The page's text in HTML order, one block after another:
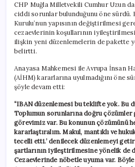
CHP Muğla Milletvekili Cumhur Uzun
ciddi sorunlar bulunduğunu öne sürdü.
Kurulu’nun yapısının değiştirilmesi
cezaevlerinin koşullarının
ilişkin yeni düzenlemelerin de pakette
belirtti.
Anayasa Mahkemesi ile Avrupa İnsan
(AİHM) kararlarına uyulmadığını öne
şöyle devam etti:
“IBAN düzenlemesi bu teklifte yok. Bu
Toplumun sorunlarına doğru
görevimiz var. Bu konunun çözümünü
kararlaştıralım. Makul, mantıklı ve
tecelli etti.’ denilecek düzenlemeyi
şartlarının iyileştirilmesine yönelik de
Cezaevlerinde nöbetle uyuma var.